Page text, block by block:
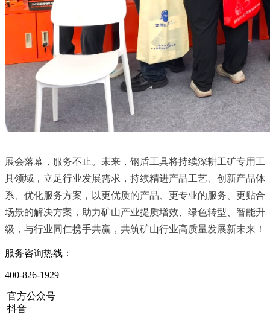
展会落幕，服务不止。未来，钢盾工具将持续深耕工矿专用工
具领域，立足行业发展需求，持续精进产品工艺、创新产品体
系、优化服务方案，以更优质的产品、更专业的服务、更贴合
场景的解决方案，助力矿山产业提质增效、绿色转型、智能升
级，与行业同仁携手共赢，共筑矿山行业高质量发展新未来！
服务咨询热线：
400-826-1929
官方公众号
抖音